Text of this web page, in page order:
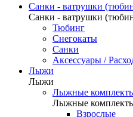
Санки - ватрушки
Санки - ватрушки
Тюбинг
Снегокаты
Санки
Аксессуары /
Лыжи
Лыжи
Лыжные
Лыжные
Взрослые